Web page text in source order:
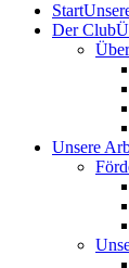
Start
Der Club
Unsere